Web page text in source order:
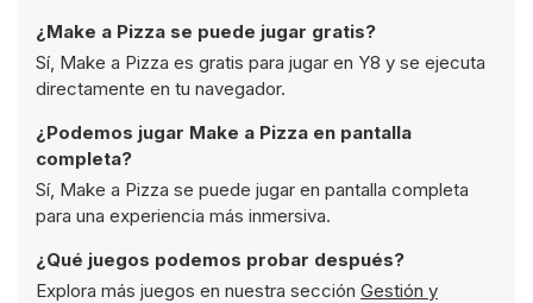
¿Make a Pizza se puede jugar gratis?
Sí, Make a Pizza es gratis para jugar en Y8 y se ejecuta
directamente en tu navegador.
¿Podemos jugar Make a Pizza en pantalla
completa?
Sí, Make a Pizza se puede jugar en pantalla completa
para una experiencia más inmersiva.
¿Qué juegos podemos probar después?
Explora más juegos en nuestra sección Gestión y